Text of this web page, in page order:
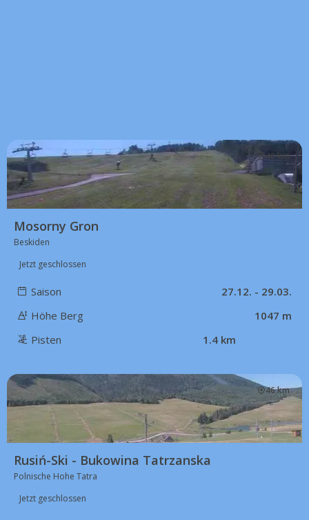
40 km
Mosorny Gron
Beskiden
Jetzt geschlossen
Saison
27.12. - 29.03.
Höhe Berg
1047 m
Pisten
1.4 km
46 km
Rusiń-Ski - Bukowina Tatrzanska
Polnische Hohe Tatra
Jetzt geschlossen